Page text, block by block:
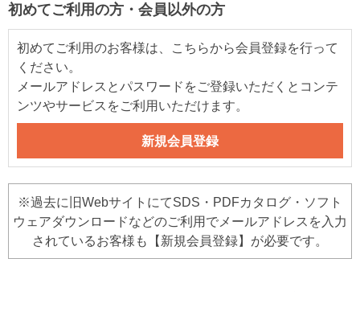
初めてご利用の方・会員以外の方
初めてご利用のお客様は、こちらから会員登録を行って
ください。
メールアドレスとパスワードをご登録いただくとコンテ
ンツやサービスをご利用いただけます。
※過去に旧WebサイトにてSDS・PDFカタログ・ソフト
ウェアダウンロードなどのご利用でメールアドレスを入力
されているお客様も【新規会員登録】が必要です。